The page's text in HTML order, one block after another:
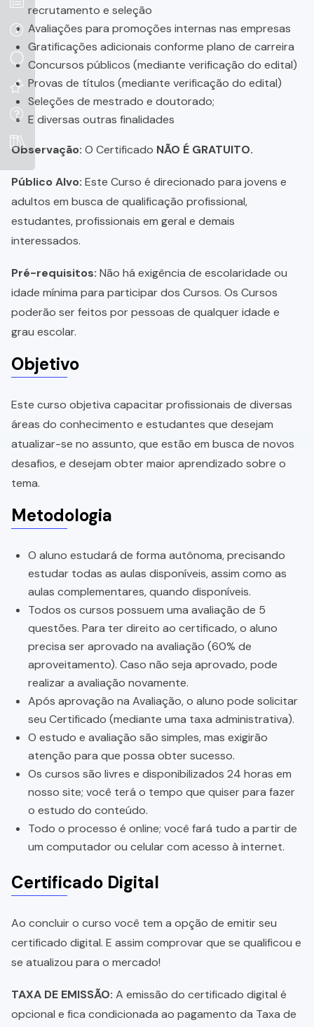
recrutamento e seleção
Avaliações para promoções internas nas empresas
Gratificações adicionais conforme plano de carreira
Concursos públicos (mediante verificação do edital)
Provas de títulos (mediante verificação do edital)
Seleções de mestrado e doutorado;
E diversas outras finalidades
Observação: O Certificado NÃO É GRATUITO.
Público Alvo: Este Curso é direcionado para jovens e
adultos em busca de qualificação profissional,
estudantes, profissionais em geral e demais
interessados.
Pré-requisitos: Não há exigência de escolaridade ou
idade mínima para participar dos Cursos. Os Cursos
poderão ser feitos por pessoas de qualquer idade e
grau escolar.
Objetivo
Este curso objetiva capacitar profissionais de diversas
áreas do conhecimento e estudantes que desejam
atualizar-se no assunto, que estão em busca de novos
desafios, e desejam obter maior aprendizado sobre o
tema.
Metodologia
O aluno estudará de forma autônoma, precisando
estudar todas as aulas disponíveis, assim como as
aulas complementares, quando disponíveis.
Todos os cursos possuem uma avaliação de 5
questões. Para ter direito ao certificado, o aluno
precisa ser aprovado na avaliação (60% de
aproveitamento). Caso não seja aprovado, pode
realizar a avaliação novamente.
Após aprovação na Avaliação, o aluno pode solicitar
seu Certificado (mediante uma taxa administrativa).
O estudo e avaliação são simples, mas exigirão
atenção para que possa obter sucesso.
Os cursos são livres e disponibilizados 24 horas em
nosso site; você terá o tempo que quiser para fazer
o estudo do conteúdo.
Todo o processo é online; você fará tudo a partir de
um computador ou celular com acesso à internet.
Certificado Digital
Ao concluir o curso você tem a opção de emitir seu
certificado digital. E assim comprovar que se qualificou e
se atualizou para o mercado!
TAXA DE EMISSÃO: A emissão do certificado digital é
opcional e fica condicionada ao pagamento da Taxa de